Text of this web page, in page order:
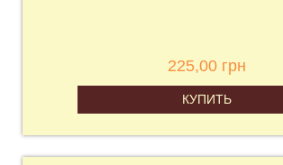
225,00 грн
КУПИТЬ